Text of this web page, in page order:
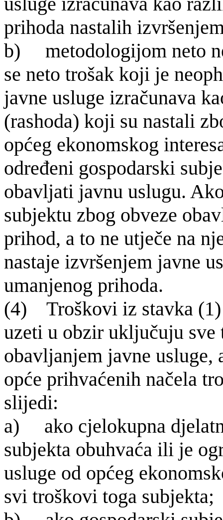
prihoda nastalih
b) metodologijom neto
se neto trošak koji je
javne usluge izračunava
(rashoda) koji su nastali
općeg ekonomskog
određeni gospodarski
obavljati javnu uslugu.
subjektu zbog obveze
prihod, a to ne utječe na
nastaje izvršenjem javne
umanjenog prihoda.
(4) Troškovi iz stavka
uzeti u obzir uključuju sve
obavljanjem javne usluge,
opće prihvaćenih načela
slijedi:
a) ako cjelokupna
subjekta obuhvaća ili je
usluge od općeg
svi troškovi toga subjekta;